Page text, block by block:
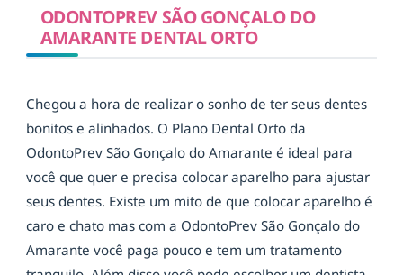
ODONTOPREV SÃO GONÇALO DO
AMARANTE DENTAL ORTO
Chegou a hora de realizar o sonho de ter seus dentes
bonitos e alinhados. O Plano Dental Orto da
OdontoPrev São Gonçalo do Amarante é ideal para
você que quer e precisa colocar aparelho para ajustar
seus dentes. Existe um mito de que colocar aparelho é
caro e chato mas com a OdontoPrev São Gonçalo do
Amarante você paga pouco e tem um tratamento